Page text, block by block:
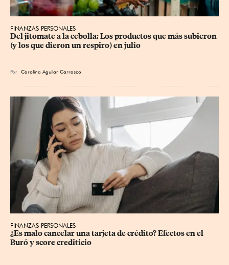
FINANZAS PERSONALES
Del jitomate a la cebolla: Los productos que más subieron
(y los que dieron un respiro) en julio
Por Carolina Aguilar Carrasco
FINANZAS PERSONALES
¿Es malo cancelar una tarjeta de crédito? Efectos en el
Buró y score crediticio